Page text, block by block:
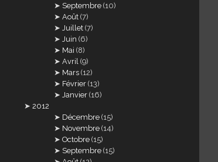
Septembre (10)
Août (7)
Juillet (7)
Juin (6)
Mai (8)
Avril (9)
Mars (12)
Février (13)
Janvier (16)
2012
Décembre (15)
Novembre (14)
Octobre (15)
Septembre (15)